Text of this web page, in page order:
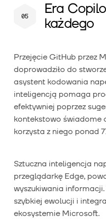
Era
każdego
Przejęcie GitHub przez
doprowadziło do
asystent kodowania
inteligencją pomaga
efektywniej poprzez
kontekstowo świadome
korzysta z niego ponad
Sztuczna inteligencja
przeglądarkę Edge,
wyszukiwania
szybkiej ewolucji i
ekosystemie Microsoft.